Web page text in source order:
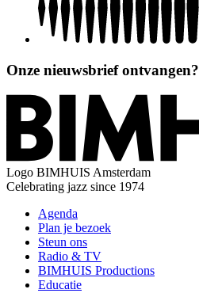
Onze nieuwsbrief ontvangen?
Logo BIMHUIS Amsterdam
Celebrating jazz since 1974
Agenda
Plan je bezoek
Steun ons
Radio & TV
BIMHUIS Productions
Educatie